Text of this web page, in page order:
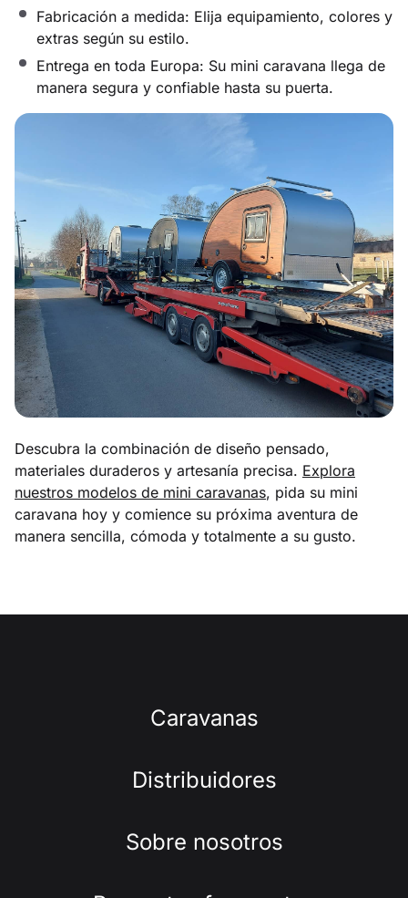
Fabricación a medida: Elija equipamiento, colores y
extras según su estilo.
Entrega en toda Europa: Su mini caravana llega de
manera segura y confiable hasta su puerta.
Descubra la combinación de diseño pensado,
materiales duraderos y artesanía precisa. Explora
nuestros modelos de mini caravanas, pida su mini
caravana hoy y comience su próxima aventura de
manera sencilla, cómoda y totalmente a su gusto.
Caravanas
Distribuidores
Sobre nosotros